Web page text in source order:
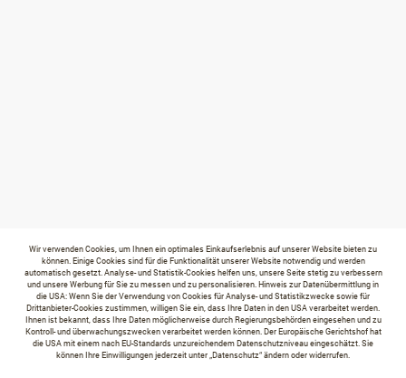
Wir verwenden Cookies, um Ihnen ein optimales Einkaufserlebnis auf unserer Website bieten zu
können. Einige Cookies sind für die Funktionalität unserer Website notwendig und werden
automatisch gesetzt. Analyse- und Statistik-Cookies helfen uns, unsere Seite stetig zu verbessern
und unsere Werbung für Sie zu messen und zu personalisieren. Hinweis zur Datenübermittlung in
die USA: Wenn Sie der Verwendung von Cookies für Analyse- und Statistikzwecke sowie für
Drittanbieter-Cookies zustimmen, willigen Sie ein, dass Ihre Daten in den USA verarbeitet werden.
Ihnen ist bekannt, dass Ihre Daten möglicherweise durch Regierungsbehörden eingesehen und zu
Kontroll- und überwachungszwecken verarbeitet werden können. Der Europäische Gerichtshof hat
die USA mit einem nach EU-Standards unzureichendem Datenschutzniveau eingeschätzt. Sie
können Ihre Einwilligungen jederzeit unter „Datenschutz“ ändern oder widerrufen.